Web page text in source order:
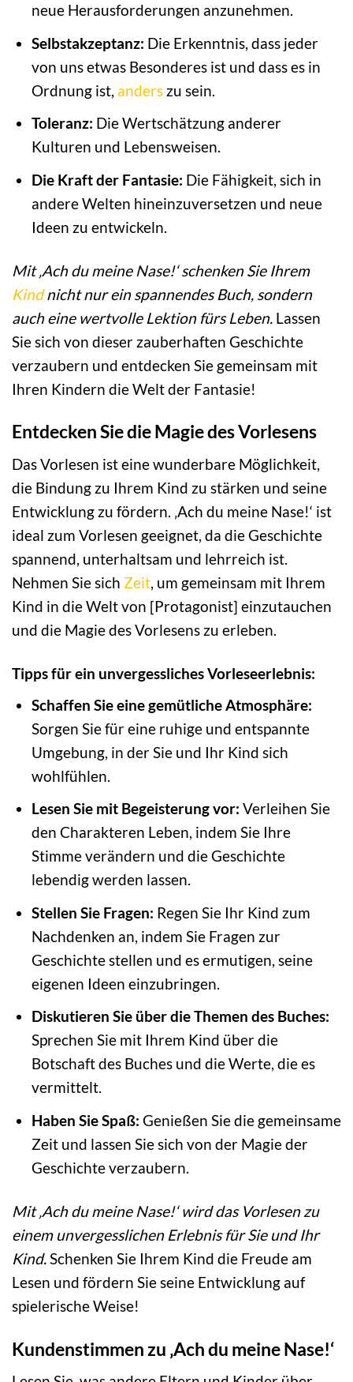
neue Herausforderungen anzunehmen.
Selbstakzeptanz: Die Erkenntnis, dass jeder
von uns etwas Besonderes ist und dass es in
Ordnung ist, anderszu sein.
Toleranz: Die Wertschätzung anderer
Kulturen und Lebensweisen.
Die Kraft der Fantasie: Die Fähigkeit, sich in
andere Welten hineinzuversetzen und neue
Ideen zu entwickeln.
Mit ‚Ach du meine Nase!‘ schenken Sie Ihrem
Kindnicht nur ein spannendes Buch, sondern
auch eine wertvolle Lektion fürs Leben. Lassen
Sie sich von dieser zauberhaften Geschichte
verzaubern und entdecken Sie gemeinsam mit
Ihren Kindern die Welt der Fantasie!
Entdecken Sie die Magie des Vorlesens
Das Vorlesen ist eine wunderbare Möglichkeit,
die Bindung zu Ihrem Kind zu stärken und seine
Entwicklung zu fördern. ‚Ach du meine Nase!‘ ist
ideal zum Vorlesen geeignet, da die Geschichte
spannend, unterhaltsam und lehrreich ist.
Nehmen Sie sich Zeit, um gemeinsam mit Ihrem
Kind in die Welt von [Protagonist] einzutauchen
und die Magie des Vorlesens zu erleben.
Tipps für ein unvergessliches Vorleseerlebnis:
Schaffen Sie eine gemütliche Atmosphäre:
Sorgen Sie für eine ruhige und entspannte
Umgebung, in der Sie und Ihr Kind sich
wohlfühlen.
Lesen Sie mit Begeisterung vor: Verleihen Sie
den Charakteren Leben, indem Sie Ihre
Stimme verändern und die Geschichte
lebendig werden lassen.
Stellen Sie Fragen: Regen Sie Ihr Kind zum
Nachdenken an, indem Sie Fragen zur
Geschichte stellen und es ermutigen, seine
eigenen Ideen einzubringen.
Diskutieren Sie über die Themen des Buches:
Sprechen Sie mit Ihrem Kind über die
Botschaft des Buches und die Werte, die es
vermittelt.
Haben Sie Spaß: Genießen Sie die gemeinsame
Zeit und lassen Sie sich von der Magie der
Geschichte verzaubern.
Mit ‚Ach du meine Nase!‘ wird das Vorlesen zu
einem unvergesslichen Erlebnis für Sie und Ihr
Kind. Schenken Sie Ihrem Kind die Freude am
Lesen und fördern Sie seine Entwicklung auf
spielerische Weise!
Kundenstimmen zu ‚Ach du meine Nase!‘